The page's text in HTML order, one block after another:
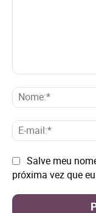
Site: Salve meu
próxima vez que